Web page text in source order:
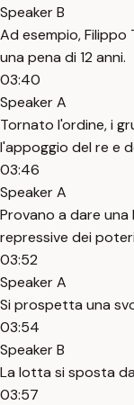
Speaker B
Ad esempio,
una pena di 12 anni.
03:40
Speaker A
Tornato l'ordine, i
l'appoggio del re e
03:46
Speaker A
Provano a dare
repressive dei
03:52
Speaker A
Si prospetta una
03:54
Speaker B
La lotta si sposta
03:57